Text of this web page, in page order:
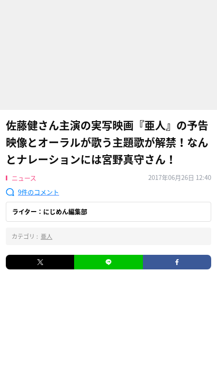
佐藤健さん主演の実写映画『亜人』の予告
映像とオーラルが歌う主題歌が解禁！なん
とナレーションには宮野真守さん！
ニュース
2017年06月26日 12:40
9
ライター：にじめん編集部
カテゴリ : 亜人